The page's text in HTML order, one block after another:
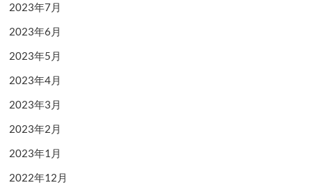
2023年7月
2023年6月
2023年5月
2023年4月
2023年3月
2023年2月
2023年1月
2022年12月